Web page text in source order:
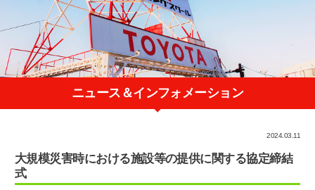
ニュース＆インフォメーション
2024.03.11
大規模災害時における施設等の提供に関する協定締結
式